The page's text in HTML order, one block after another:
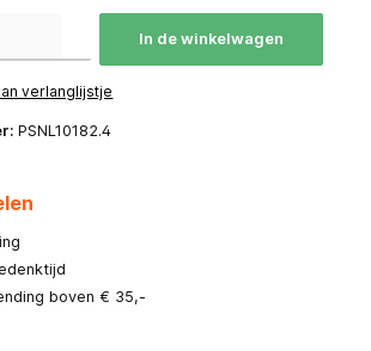
de gewenste hoeveelheid in of gebruik de knoppen om de
In de winkelwagen
verlanglijstje
PSNL10182.4
boven € 35,-